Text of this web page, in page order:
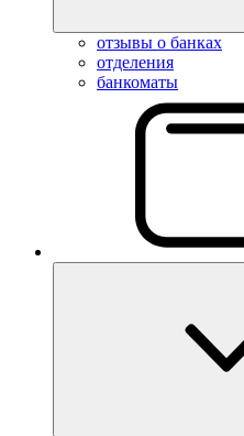
отзывы о банках
отделения
банкоматы